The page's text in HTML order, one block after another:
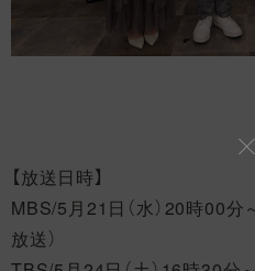
【放送日時】
MBS/5月21日（水）20時00
放送）